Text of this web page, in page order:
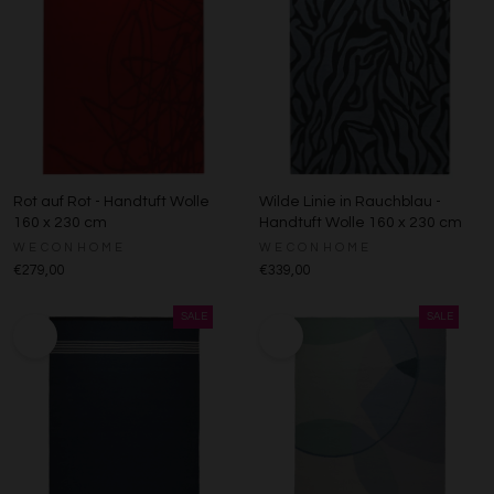
Rot auf Rot - Handtuft Wolle
160 x 230 cm
€279,00
Wilde Linie in Rauchblau -
Handtuft Wolle 160 x 230 cm
€339,00